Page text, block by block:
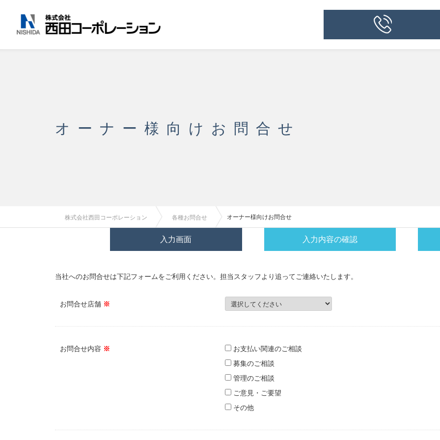
オーナー様向けお問合せ
株式会社西田コーポレーション 各種お問合せ オーナー様向けお問合せ
入力画面 入力内容の確認
当社へのお問合せは下記フォームをご利用ください。担当スタッフより追ってご連絡いたします。
お問合せ店舗 ※
お問合せ内容 ※
お支払い関連のご相談
募集のご相談
管理のご相談
ご意見・ご要望
その他